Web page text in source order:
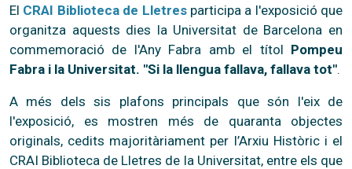
El CRAI Biblioteca de Lletresparticipa a l'exposició que
organitza aquests dies la Universitat de Barcelona en
commemoració de l'Any Fabra amb el títol Pompeu
Fabra i la Universitat. "Si la llengua fallava, fallava tot".
A més dels sis plafons principals que són l'eix de
l'exposició, es mostren més de quaranta objectes
originals, cedits majoritàriament per l’Arxiu Històric i el
CRAI Biblioteca de Lletres de la Universitat, entre els que